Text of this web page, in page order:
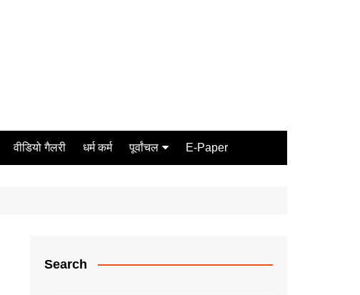
वीडियो गैलरी धर्म कर्म पूर्वांचल E-Paper
Search